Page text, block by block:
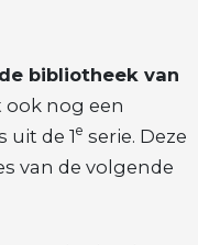
de bibliotheek van
ook nog een
de 1e serie. Deze
van de volgende